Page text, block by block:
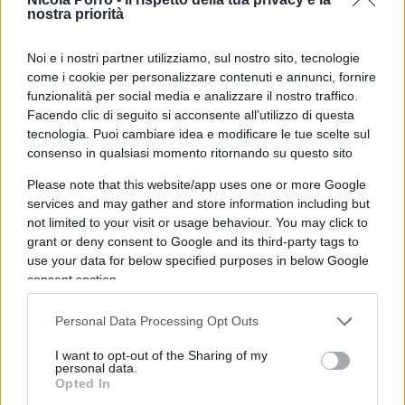
nostra priorità
Noi e i nostri partner utilizziamo, sul nostro sito, tecnologie
come i cookie per personalizzare contenuti e annunci, fornire
funzionalità per social media e analizzare il nostro traffico.
Facendo clic di seguito si acconsente all'utilizzo di questa
tecnologia. Puoi cambiare idea e modificare le tue scelte sul
consenso in qualsiasi momento ritornando su questo sito
Please note that this website/app uses one or more Google
services and may gather and store information including but
not limited to your visit or usage behaviour. You may click to
grant or deny consent to Google and its third-party tags to
use your data for below specified purposes in below Google
consent section.
Personal Data Processing Opt Outs
I want to opt-out of the Sharing of my
personal data.
Opted In
preoccup
Rispondi
wisteria
29 Luglio 2023, 18:00 18:00
Una sola cosa è certa: le sinistre unite avrebbero la
maggioranza. Stiamo attenti a questo. Alle prossime elezioni
mi turerò il naso e voterò…cdx.
Rispondi
Gold
Votare è come estrarre una pallina azzurra da un’urna